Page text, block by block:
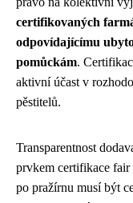
certifikovaných
odpovídajícímu
pomůckám.
aktivní účast v
pěstitelů.
Transparentnost
prvkem certifikace fair
po pražírnu musí být